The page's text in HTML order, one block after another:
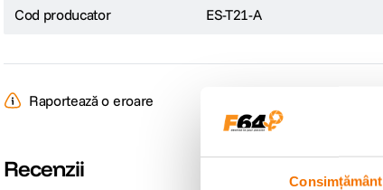
Consimțământ
Cod producator ES-T21-A
Raportează o eroare
Recenzii